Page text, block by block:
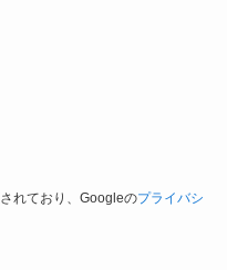
れており、Googleのプライバシ